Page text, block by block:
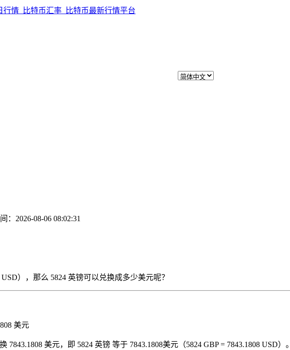
：2026-08-06 08:02:31
），那么 5824 英镑可以兑换成多少美元呢？
美元
美元，即 5824 英镑 等于 7843.1808美元（5824 GBP = 7843.1808 USD）。